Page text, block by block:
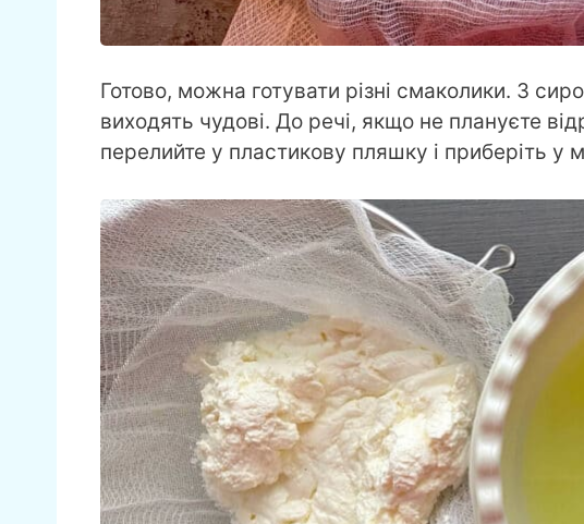
Готово, можна готувати різні смаколики. З
виходять чудові. До речі, якщо не плануєте
перелийте у пластикову пляшку і приберіть у